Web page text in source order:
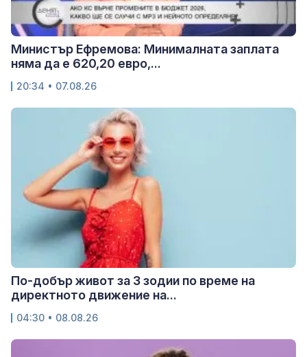
Министър Ефремова: Минималната заплата
няма да е 620,20 евро,...
20:34 • 07.08.26
По-добър живот за 3 зодии по време на
директното движение на...
04:30 • 08.08.26